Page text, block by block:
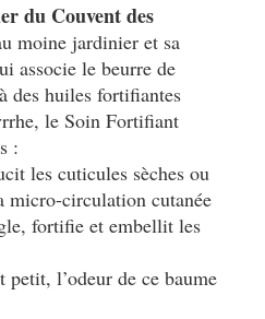
du Couvent des
moine jardinier et sa
associe le beurre de
des huiles fortifiantes
le Soin Fortifiant
:
les cuticules sèches ou
micro-circulation cutanée
fortifie et embellit les
l’odeur de ce baume